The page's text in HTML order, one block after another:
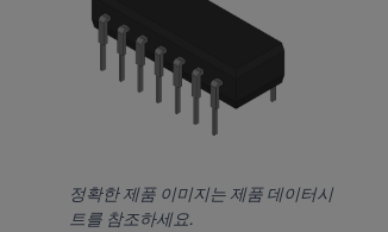
정확한 제품 이미지는 제품 데이터시
트를 참조하세요.